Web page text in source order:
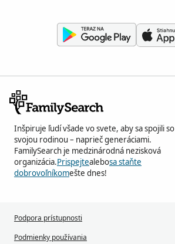
Inšpiruje ľudí všade vo svete, aby sa spojili so
svojou rodinou – naprieč generáciami.
FamilySearch je medzinárodná nezisková
organizácia.Prispejtealebosa staňte
dobrovoľníkomešte dnes!
Podpora prístupnosti
Podmienky používania